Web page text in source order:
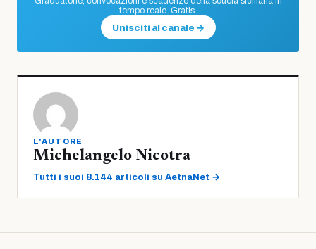
tempo reale. Gratis.
Unisciti al canale →
L'AUTORE
Michelangelo Nicotra
Tutti i suoi 8.144 articoli su AetnaNet →